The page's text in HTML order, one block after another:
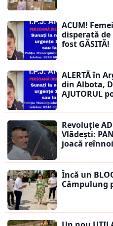
ACUM!
disperată de
fost GĂSITĂ!
ALERTĂ în
din Albota,
AJUTORUL
Revoluție
Vlădești:
joacă
Încă un
Câmpulung